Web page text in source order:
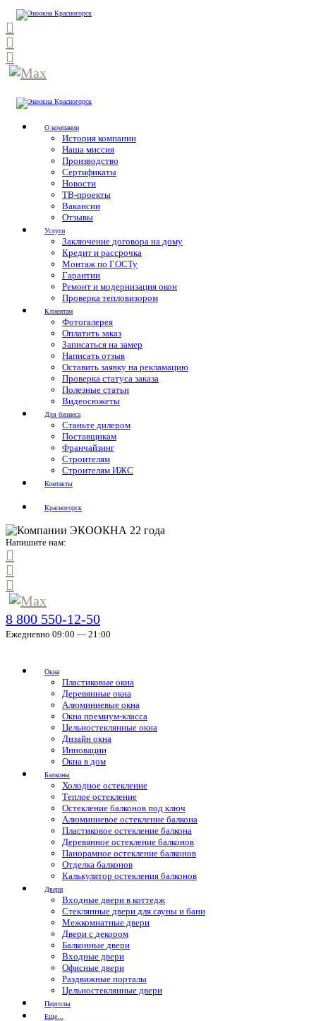
О компании
История компании
Наша миссия
Производство
Сертификаты
Новости
ТВ-проекты
Вакансии
Отзывы
Услуги
Заключение договора на дому
Кредит и рассрочка
Монтаж по ГОСТу
Гарантии
Ремонт и модернизация окон
Проверка тепловизором
Клиентам
Фотогалерея
Оплатить заказ
Записаться на замер
Написать отзыв
Оставить заявку на рекламацию
Проверка статуса заказа
Полезные статьи
Видеосюжеты
Для бизнеса
Станьте дилером
Поставщикам
Франчайзинг
Строителям
Строителям ИЖС
Контакты
Красногорск
Напишите нам:
8 800 550-12-50
Ежедневно 09:00 — 21:00
Окна
Пластиковые окна
Деревянные окна
Алюминиевые окна
Окна премиум-класса
Цельностеклянные окна
Дизайн окна
Инновации
Окна в дом
Балконы
Холодное остекление
Теплое остекление
Остекление балконов под ключ
Алюминиевое остекление балкона
Пластиковое остекление балкона
Деревянное остекление балконов
Панорамное остекление балконов
Отделка балконов
Калькулятор остекления балконов
Двери
Входные двери в коттедж
Стеклянные двери для сауны и бани
Межкомнатные двери
Двери с декором
Балконные двери
Входные двери
Офисные двери
Раздвижные порталы
Цельностеклянные двери
Перголы
Еще...